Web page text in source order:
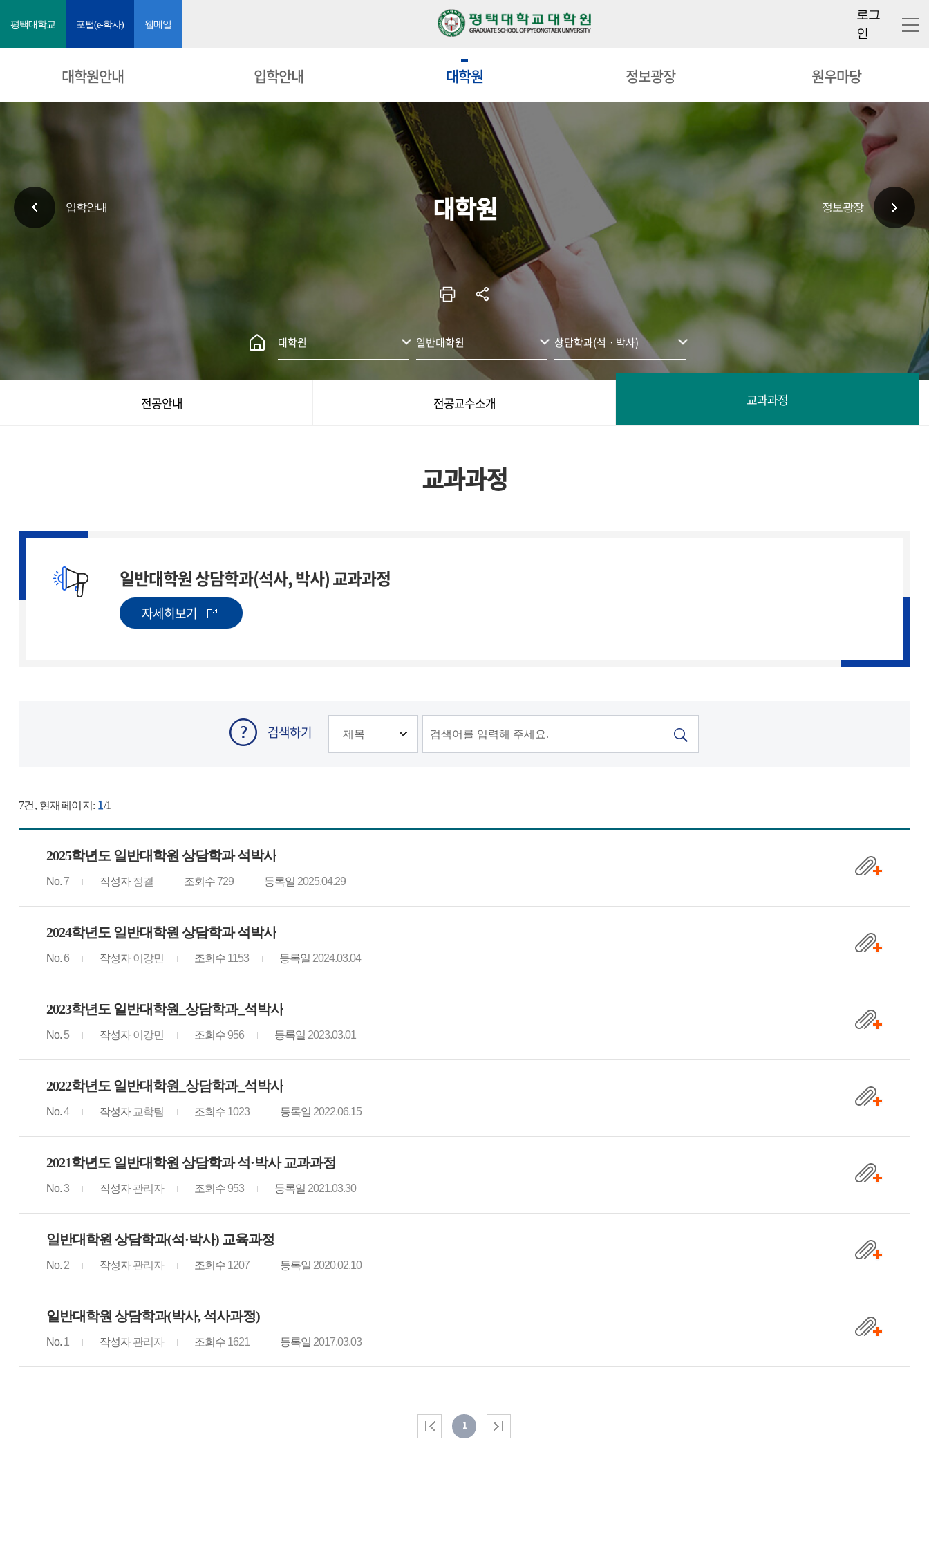
평택대학교 포털(e-학사) 웹메일
로그
인
대학원안내 입학안내 대학원 정보광장 원우마당
입학안내 정보광장
대학원
대학원 일반대학원 상담학과(석ㆍ박사)
전공안내 전공교수소개 교과과정
교과과정
일반대학원 상담학과(석사, 박사) 교과과정
자세히보기
검색하기
7건, 현재페이지: 1/1
2025학년도 일반대학원 상담학과 석박사
No. 7 작성자 정결 조회수 729 등록일 2025.04.29
2024학년도 일반대학원 상담학과 석박사
No. 6 작성자 이강민 조회수 1153 등록일 2024.03.04
2023학년도 일반대학원_상담학과_석박사
No. 5 작성자 이강민 조회수 956 등록일 2023.03.01
2022학년도 일반대학원_상담학과_석박사
No.4 작성자 교학팀 조회수 1023 등록일 2022.06.15
2021학년도 일반대학원 상담학과 석·박사 교과과정
No.3 작성자 관리자 조회수 953 등록일 2021.03.30
일반대학원 상담학과(석·박사) 교육과정
No. 2 작성자 관리자 조회수 1207 등록일 2020.02.10
일반대학원 상담학과(박사, 석사과정)
No. 1 작성자 관리자 조회수 1621 등록일 2017.03.03
1